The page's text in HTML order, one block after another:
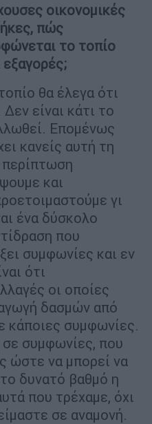
οικονομικές
πώς
το τοπίο
εξαγορές;
θα έλεγα ότι
είναι κάτι το
Επομένως
κανείς αυτή τη
περίπτωση
και
γι
ένα δύσκολο
που
συμφωνίες και εν
ότι
οι οποίες
δασμών από
κάποιες συμφωνίες.
σε συμφωνίες, που
ώστε να μπορεί να
δυνατό βαθμό η
που τρέχαμε, όχι
σε αναμονή.